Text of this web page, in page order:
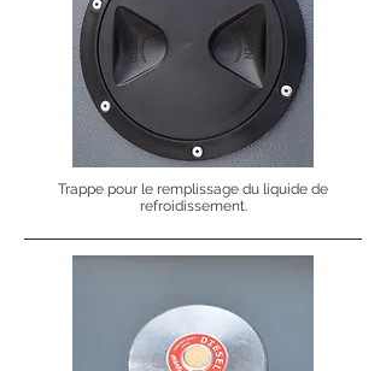
Trappe pour le remplissage du liquide de
refroidissement.